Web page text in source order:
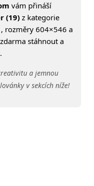
vám přináší
(19)z kategorie
rozměry 604×546 a
stáhnout a
a jemnou
v sekcích níže!